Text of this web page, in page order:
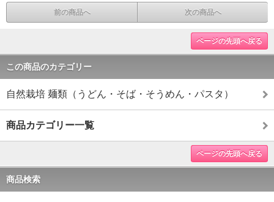
前の商品へ 次の商品へ
ページの先頭へ戻る
この商品のカテゴリー
自然栽培 麺類（うどん・そば・そうめん・パスタ）
商品カテゴリー一覧
ページの先頭へ戻る
商品検索